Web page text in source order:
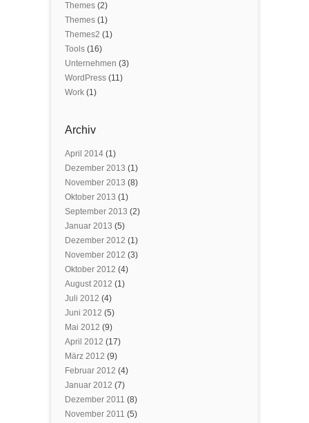
Themes (2)
Themes (1)
Themes2 (1)
Tools (16)
Unternehmen (3)
WordPress (11)
Work (1)
Archiv
April 2014 (1)
Dezember 2013 (1)
November 2013 (8)
Oktober 2013 (1)
September 2013 (2)
Januar 2013 (5)
Dezember 2012 (1)
November 2012 (3)
Oktober 2012 (4)
August 2012 (1)
Juli 2012 (4)
Juni 2012 (5)
Mai 2012 (9)
April 2012 (17)
März 2012 (9)
Februar 2012 (4)
Januar 2012 (7)
Dezember 2011 (8)
November 2011 (5)